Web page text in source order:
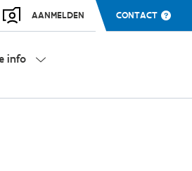
AANMELDEN CONTACT
info